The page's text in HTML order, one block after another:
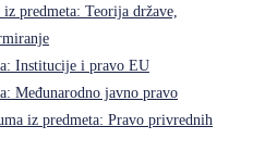
predmeta: Teorija države,
Institucije i pravo EU
Međunarodno javno pravo
iz predmeta: Pravo privrednih